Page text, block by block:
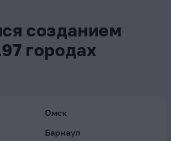
созданием
городах
Омск
Барнаул